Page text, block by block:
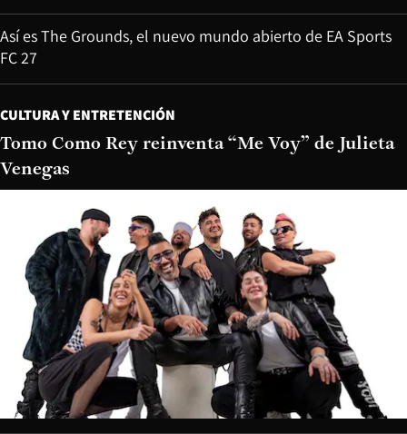
Así es The Grounds, el nuevo mundo abierto de EA Sports
FC 27
CULTURA Y ENTRETENCIÓN
Tomo Como Rey reinventa “Me Voy” de Julieta
Venegas